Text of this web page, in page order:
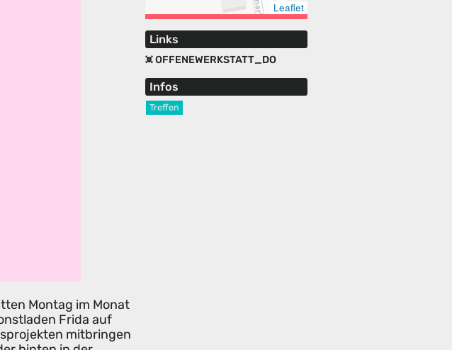
Leaflet
Links
OFFENEWERKSTATT_DO
Infos
Treffen
Montag im Monat
Frida auf
mitbringen